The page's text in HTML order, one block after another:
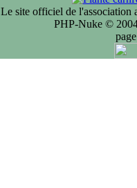
Le site officiel de l'association
PHP-Nuke ©